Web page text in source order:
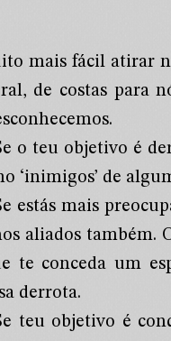
mais fácil atirar
de costas para
o teu objetivo é
‘inimigos’ de
estás mais
aliados também.
te conceda um
derrota.
teu objetivo é